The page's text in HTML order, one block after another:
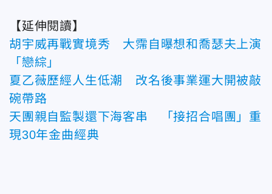
【延伸閱讀】
胡宇威再戰實境秀 大霈自曝想和喬瑟夫上演
「戀綜」
夏乙薇歷經人生低潮 改名後事業運大開被敲
碗帶路
天團親自監製還下海客串 「接招合唱團」重
現30年金曲經典